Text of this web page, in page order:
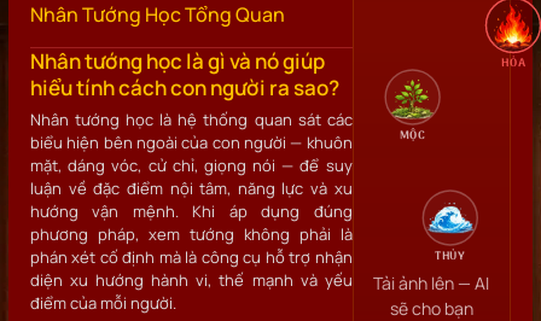
Nhân Tướng Học Tổng Quan
Nhân tướng học là gì và nó giúp
hiểu tính cách con người ra sao?
Nhân tướng học là hệ thống quan sát các
biểu hiện bên ngoài của con người — khuôn
mặt, dáng vóc, cử chỉ, giọng nói — để suy
luận về đặc điểm nội tâm, năng lực và xu
hướng vận mệnh. Khi áp dụng đúng
phương pháp, xem tướng không phải là
phán xét cố định mà là công cụ hỗ trợ nhận
diện xu hướng hành vi, thế mạnh và yếu
điểm của mỗi người.
HỎA
THỦY
MỘC
Tải ảnh lên — AI
sẽ cho bạn